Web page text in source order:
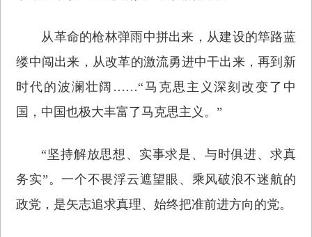
从革命的枪林弹雨中拼出来，从建设的筚路蓝
缕中闯出来，从改革的激流勇进中干出来，再到新
时代的波澜壮阔……“马克思主义深刻改变了中
国，中国也极大丰富了马克思主义。”
“坚持解放思想、实事求是、与时俱进、求真
务实”。一个不畏浮云遮望眼、乘风破浪不迷航的
政党，是矢志追求真理、始终把准前进方向的党。